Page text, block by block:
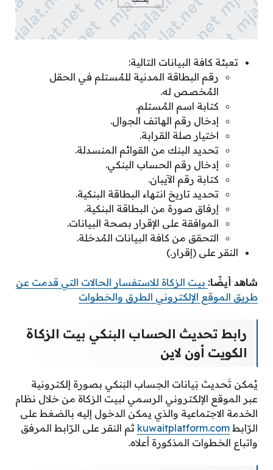
تعبئة كافة البيانات التالية:
رقم البطاقة المدنية للمُستلم في الحقل
المُخصص له.
كتابة اسم المُستلم.
إدخال رقم الهاتف الجوال.
اختيار صلة القرابة.
تحديد البنك من القوائم المنسدلة.
إدخال رقم الحساب البنكي.
كتابة رقم الآيبان.
تحديد تاريخ انتهاء البطاقة البنكية.
إرفاق صورة من البطاقة البنكية.
الموافقة على الإقرار بصحة البيانات.
التحقق من كافة البيانات المُدخلة.
النقر على (إقرار.)
شاهد أيضًا: بيت الزكاة للاستفسار الحالات التي قدمت عن
طريق الموقع الإلكتروني الطرق والخطوات
رابط تحديث الحساب البنكي بيت الزكاة
الكويت أون لاين
يُمكن تَحديث بَيانات الحِساب البَنكي بصورة إلكترونية
عبر الموقع الإلكتروني الرسمي لبيت الزكاة من خلال نظام
الخدمة الاجتماعية والذي يمكن الدخول إليه بالضغط على
الرّابط kuwaitplatform.com ثم النقر على الرّابط المرفق
واتباع الخطوات المذكورة أعلاه.